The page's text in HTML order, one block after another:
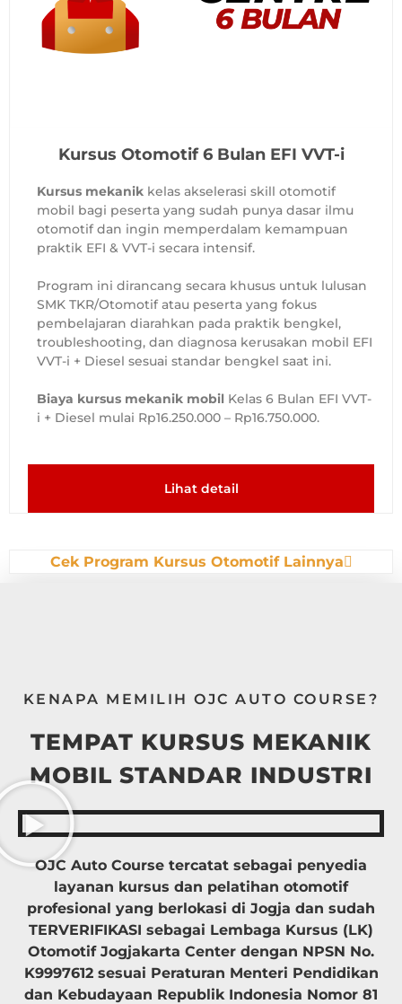
Kursus Otomotif 6 Bulan EFI VVT-i
Kursus mekanik kelas akselerasi skill otomotif
mobil bagi peserta yang sudah punya dasar ilmu
otomotif dan ingin memperdalam kemampuan
praktik EFI & VVT-i secara intensif.
Program ini dirancang secara khusus untuk lulusan
SMK TKR/Otomotif atau peserta yang fokus
pembelajaran diarahkan pada praktik bengkel,
troubleshooting, dan diagnosa kerusakan mobil EFI
VVT-i + Diesel sesuai standar bengkel saat ini.
Biaya kursus mekanik mobil Kelas 6 Bulan EFI VVT-
i + Diesel mulai Rp16.250.000 – Rp16.750.000.
Lihat detail
Cek Program Kursus Otomotif Lainnya
KENAPA MEMILIH OJC AUTO COURSE?
TEMPAT KURSUS MEKANIK
MOBIL STANDAR INDUSTRI
OJC Auto Course tercatat sebagai penyedia
layanan kursus dan pelatihan otomotif
profesional yang berlokasi di Jogja dan sudah
TERVERIFIKASI sebagai Lembaga Kursus (LK)
Otomotif Jogjakarta Center dengan NPSN No.
K9997612 sesuai Peraturan Menteri Pendidikan
dan Kebudayaan Republik Indonesia Nomor 81